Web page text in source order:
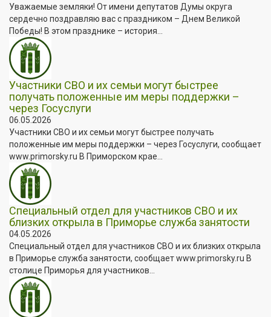
Уважаемые земляки! От имени депутатов Думы округа
сердечно поздравляю вас с праздником – Днем Великой
Победы! В этом празднике – история...
Участники СВО и их семьи могут быстрее
получать положенные им меры поддержки –
через Госуслуги
06.05.2026
Участники СВО и их семьи могут быстрее получать
положенные им меры поддержки – через Госуслуги, сообщает
www.primorsky.ru В Приморском крае...
Специальный отдел для участников СВО и их
близких открыла в Приморье служба занятости
04.05.2026
Специальный отдел для участников СВО и их близких открыла
в Приморье служба занятости, сообщает www.primorsky.ru В
столице Приморья для участников...